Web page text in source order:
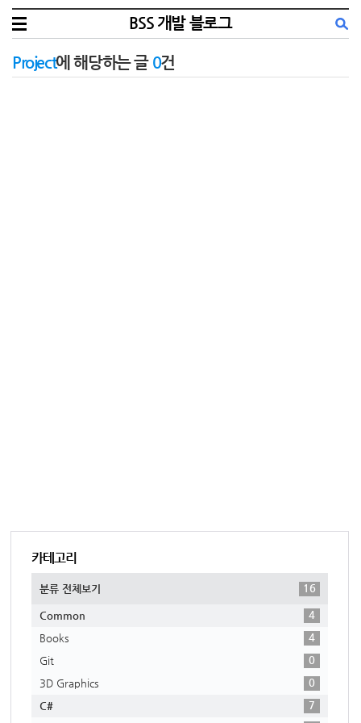
BSS 개발 블로그
Project에 해당하는 글 0건
카테고리
분류 전체보기 16
Common
4
Books
4
Git
0
3D Graphics
0
C#
7